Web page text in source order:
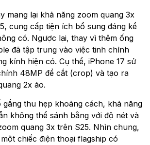
mang lại khả năng zoom quang 3x
cung cấp tiện ích bổ sung đáng kể
có. Ngược lại, thay vì thêm ống
đã tập trung vào việc tinh chỉnh
kính hiện có. Cụ thể, iPhone 17 sử
48MP để cắt (crop) và tạo ra
2x ảo.
gắng thu hẹp khoảng cách, khả năng
không thể sánh bằng với độ nét và
quang 3x trên S25. Nhìn chung,
chiếc điện thoại flagship có